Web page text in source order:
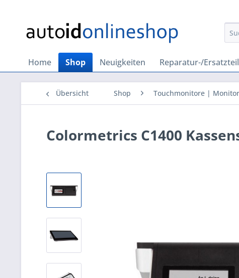
Home Shop Neuigkeiten Reparatur-/
Übersicht Shop Touchmonitore |
Colormetrics C1400